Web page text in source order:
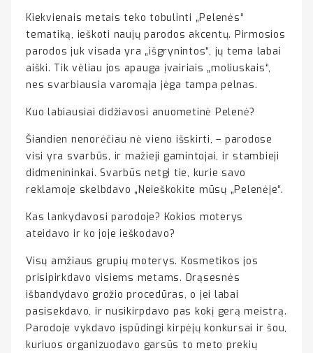
Kiekvienais metais teko tobulinti „Pelenės“
tematiką, ieškoti naujų parodos akcentų. Pirmosios
parodos juk visada yra „išgrynintos“, jų tema labai
aiški. Tik vėliau jos apauga įvairiais „moliuskais“,
nes svarbiausia varomąja jėga tampa pelnas.
Kuo labiausiai didžiavosi anuometinė Pelenė?
Šiandien nenorėčiau nė vieno išskirti, – parodose
visi yra svarbūs, ir mažieji gamintojai, ir stambieji
didmenininkai. Svarbūs netgi tie, kurie savo
reklamoje skelbdavo „Neieškokite mūsų „Pelenėje“.
Kas lankydavosi parodoje? Kokios moterys
ateidavo ir ko joje ieškodavo?
Visų amžiaus grupių moterys. Kosmetikos jos
prisipirkdavo visiems metams. Drąsesnės
išbandydavo grožio procedūras, o jei labai
pasisekdavo, ir nusikirpdavo pas kokį gerą meistrą.
Parodoje vykdavo įspūdingi kirpėjų konkursai ir šou,
kuriuos organizuodavo garsūs to meto prekių